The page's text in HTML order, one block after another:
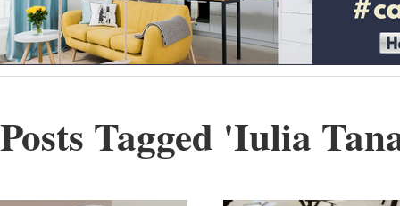
Posts Tagged 'Iulia